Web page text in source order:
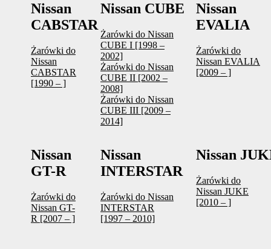
Nissan
CABSTAR
Żarówki do
Nissan
CABSTAR
[1990 – ]
Nissan CUBE
Żarówki do Nissan
CUBE I [1998 –
2002]
Żarówki do Nissan
CUBE II [2002 –
2008]
Żarówki do Nissan
CUBE III [2009 –
2014]
Nissan
EVALIA
Żarówki do
Nissan EVALIA
[2009 – ]
Nissan
GT-R
Żarówki do
Nissan GT-
R [2007 – ]
Nissan
INTERSTAR
Żarówki do Nissan
INTERSTAR
[1997 – 2010]
Nissan
Żarówki do
Nissan JUKE
[2010 – ]